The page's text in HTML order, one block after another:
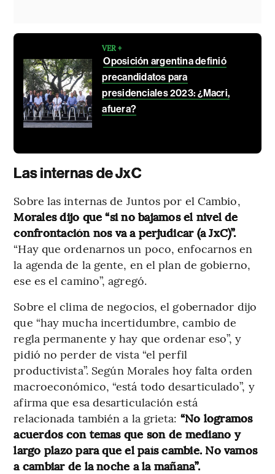
VER +
Oposición argentina definió
precandidatos para
presidenciales 2023: ¿Macri,
afuera?
Las internas de JxC
Sobre las internas de Juntos por el Cambio,
Morales dijo que “si no bajamos el nivel de
confrontación nos va a perjudicar (a JxC)”.
“Hay que ordenarnos un poco, enfocarnos en
la agenda de la gente, en el plan de gobierno,
ese es el camino”, agregó.
Sobre el clima de negocios, el gobernador dijo
que “hay mucha incertidumbre, cambio de
regla permanente y hay que ordenar eso”, y
pidió no perder de vista “el perfil
productivista”. Según Morales hoy falta orden
macroeconómico, “está todo desarticulado”, y
afirma que esa desarticulación está
relacionada también a la grieta: “No logramos
acuerdos con temas que son de mediano y
largo plazo para que el país cambie. No vamos
a cambiar de la noche a la mañana”.